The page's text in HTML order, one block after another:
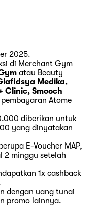
2025.
di Merchant Gym
atau Beauty
Medika,
Clinic, Smooch
Atome
diberikan untuk
yang dinyatakan
E-Voucher MAP,
2 minggu setelah
1x cashback
dengan uang tunai
promo lainnya.